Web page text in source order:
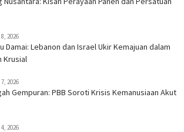
2026
Damai: Lebanon dan Israel Ukir Kemajuan dalam
Krusial
2026
Gempuran: PBB Soroti Krisis Kemanusiaan Akut
2026